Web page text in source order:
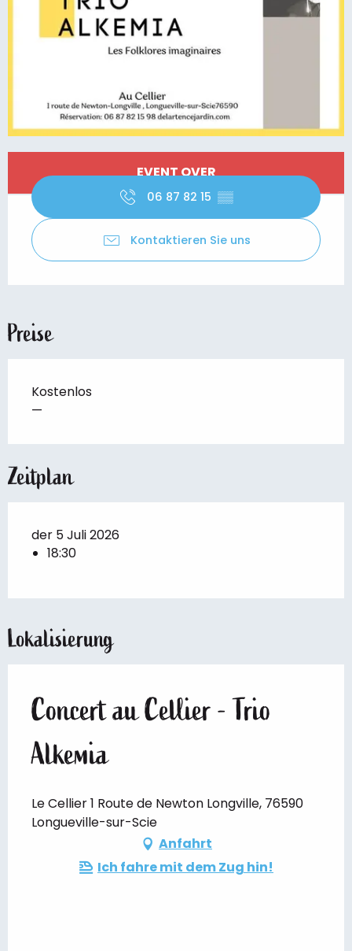
EVENT OVER
06 87 82 15 ▒▒
Kontaktieren Sie uns
Preise
Kostenlos
—
Zeitplan
der 5 Juli 2026
18:30
Lokalisierung
Concert au Cellier - Trio
Alkemia
Le Cellier 1 Route de Newton Longville, 76590
Longueville-sur-Scie
Anfahrt
Ich fahre mit dem Zug hin!